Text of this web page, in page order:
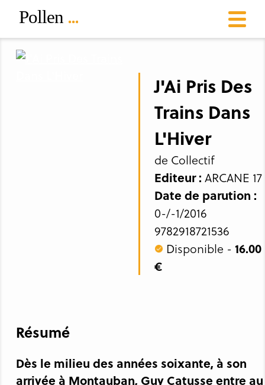
J'Ai Pris Des
Trains Dans
L'Hiver
de Collectif
Editeur : ARCANE 17
Date de parution :
0-/-1/2016
9782918721536
Disponible -16.00
€
Résumé
Dès le milieu des années soixante, à son
arrivée à Montauban, Guy Catusse entre au